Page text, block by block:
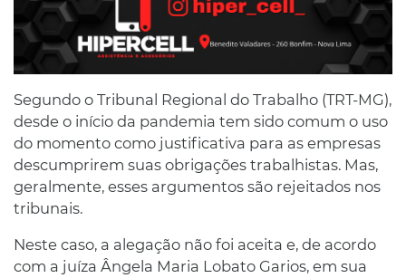
Segundo o Tribunal Regional do Trabalho (TRT-MG),
desde o início da pandemia tem sido comum o uso
do momento como justificativa para as empresas
descumprirem suas obrigações trabalhistas. Mas,
geralmente, esses argumentos são rejeitados nos
tribunais.
Neste caso, a alegação não foi aceita e, de acordo
com a juíza Ângela Maria Lobato Garios, em sua